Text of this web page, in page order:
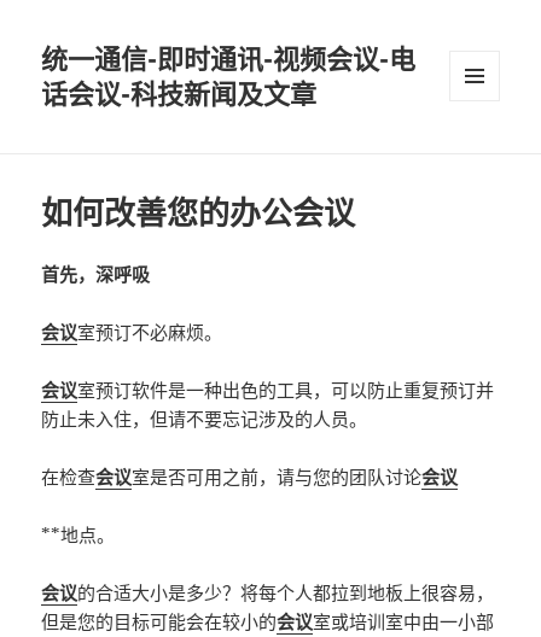
统一通信-即时通讯-视频会议-电
话会议-科技新闻及文章
如何改善您的办公会议
首先，深呼吸
会议室预订不必麻烦。
会议室预订软件是一种出色的工具，可以防止重复预订并
防止未入住，但请不要忘记涉及的人员。
在检查会议室是否可用之前，请与您的团队讨论会议
**地点。
会议的合适大小是多少？将每个人都拉到地板上很容易，
但是您的目标可能会在较小的会议室或培训室中由一小部